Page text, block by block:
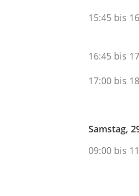
15:45 bis
16:45 bis
17:00 bis
Samstag,
09:00 bis